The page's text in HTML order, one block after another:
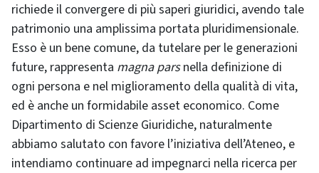
richiede il convergere di più saperi giuridici, avendo tale
patrimonio una amplissima portata pluridimensionale.
Esso è un bene comune, da tutelare per le generazioni
future, rappresenta magna parsnella definizione di
ogni persona e nel miglioramento della qualità di vita,
ed è anche un formidabile asset economico. Come
Dipartimento di Scienze Giuridiche, naturalmente
abbiamo salutato con favore l’iniziativa dell’Ateneo, e
intendiamo continuare ad impegnarci nella ricerca per